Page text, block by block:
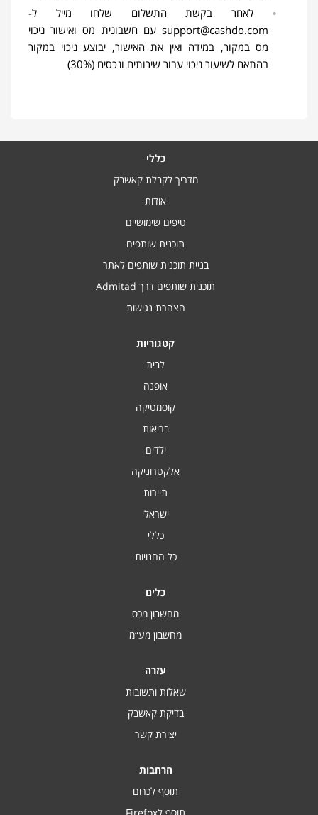
לאחר בקשת התשלום שלחו מייל ל-
support@cashdo.com עם חשבונית מס ואישור ניכוי
מס במקור, במידה ואין את האישור, יבוצע ניכוי במקור
בהתאם לשיעור ניכוי עבור שירותים ונכסים (30%)
כללי
מדריך לקבלת קאשבק
אודות
טיפים שימושיים
תוכנית שותפים
בניית תוכנית שותפים לאתר
תוכנית שותפים דרך Admitad
הצהרת נגישות
קטגוריות
לבית
אופנה
קוסמטיקה
בריאות
ילדים
אלקטרוניקה
תיירות
ישראלי
כללי
כל החנויות
כלים
מחשבון מכס
מחשבון מע“מ
עזרה
שאלות ותשובות
בדיקת קאשבק
יצירת קשר
הרחבות
תוסף לכרום
תוסף לFirefox